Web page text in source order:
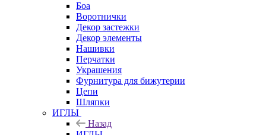
Боа
Воротнички
Декор застежки
Декор элементы
Нашивки
Перчатки
Украшения
Фурнитура для бижутерии
Цепи
Шляпки
ИГЛЫ
Назад